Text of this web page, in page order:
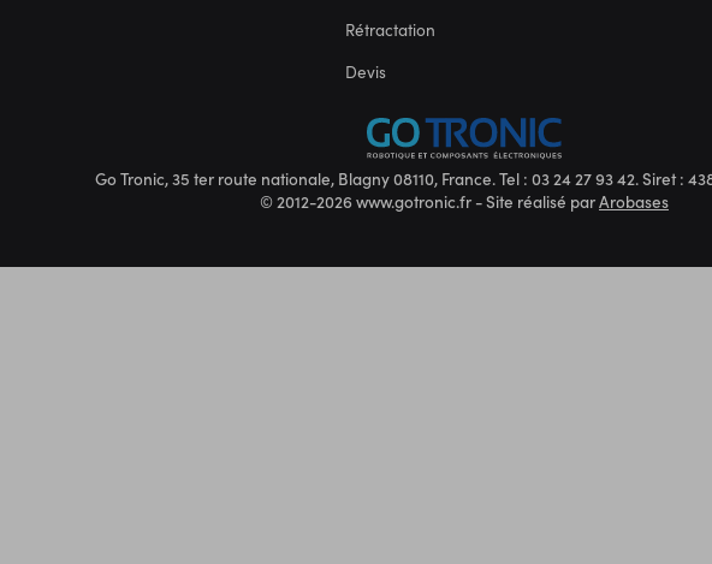
Rétractation
Devis
Go Tronic, 35 ter route nationale, Blagny 08110, France. Tel : 03 24 27 93 42. Siret :
© 2012-2026 www.gotronic.fr - Site réalisé parArobases